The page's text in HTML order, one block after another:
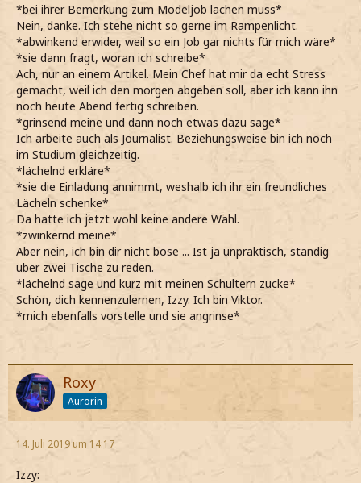
*bei ihrer Bemerkung zum Modeljob lachen muss*
Nein, danke. Ich stehe nicht so gerne im Rampenlicht.
*abwinkend erwider, weil so ein Job gar nichts für mich wäre*
*sie dann fragt, woran ich schreibe*
Ach, nur an einem Artikel. Mein Chef hat mir da echt Stress
gemacht, weil ich den morgen abgeben soll, aber ich kann ihn
noch heute Abend fertig schreiben.
*grinsend meine und dann noch etwas dazu sage*
Ich arbeite auch als Journalist. Beziehungsweise bin ich noch
im Studium gleichzeitig.
*lächelnd erkläre*
*sie die Einladung annimmt, weshalb ich ihr ein freundliches
Lächeln schenke*
Da hatte ich jetzt wohl keine andere Wahl.
*zwinkernd meine*
Aber nein, ich bin dir nicht böse ... Ist ja unpraktisch, ständig
über zwei Tische zu reden.
*lächelnd sage und kurz mit meinen Schultern zucke*
Schön, dich kennenzulernen, Izzy. Ich bin Viktor.
*mich ebenfalls vorstelle und sie angrinse*
Roxy
Aurorin
14. Juli 2019 um 14:17
Izzy: